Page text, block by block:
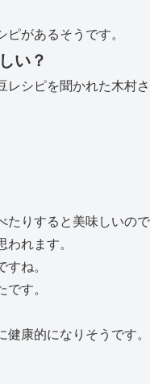
があるそうです。
い？
レシピを聞かれた木村さ
たりすると美味しいので
れます。
ね。
す。
康的になりそうです。